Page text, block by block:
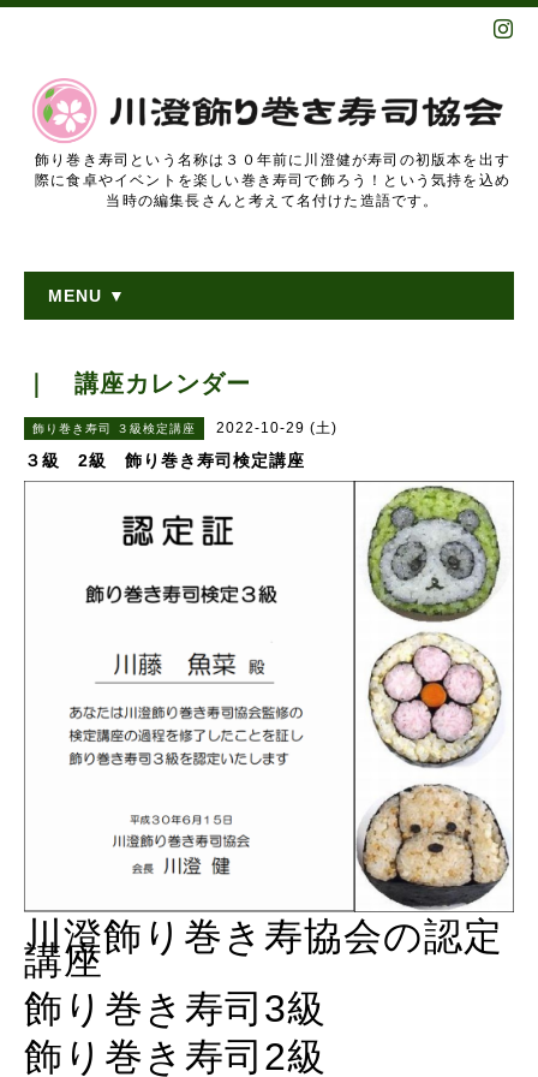
飾り巻き寿司という名称は３０年前に川澄健が寿司の初版本を出す
際に食卓やイベントを楽しい巻き寿司で飾ろう！という気持を込め
当時の編集長さんと考えて名付けた造語です。
MENU ▼
｜ 講座カレンダー
飾り巻き寿司 ３級検定講座 2022-10-29 (土)
３級 2級 飾り巻き寿司検定講座
川澄飾り巻き寿協会の認定
講座
飾り巻き寿司3級
飾り巻き寿司2級